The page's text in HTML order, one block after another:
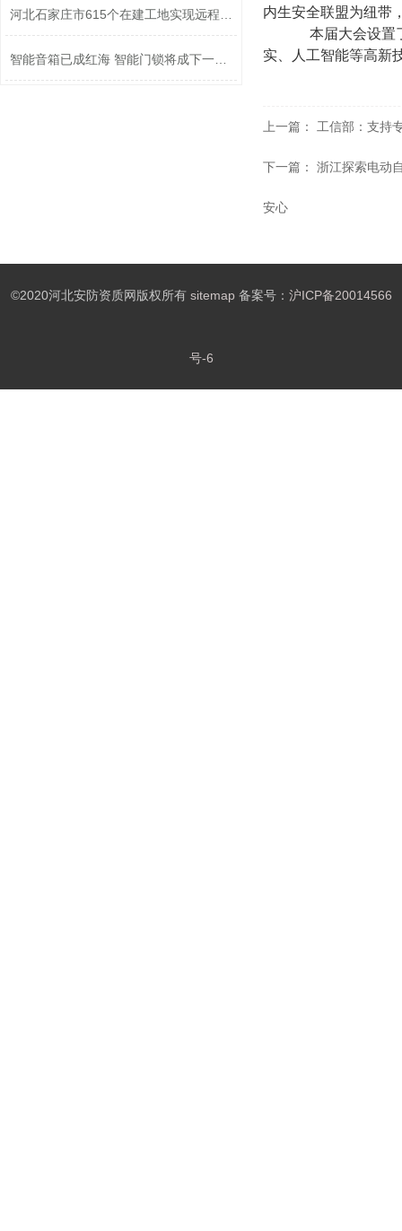
内生安全联盟为纽带
本届大会设置了
实、人工智能等高新
上一篇： 工信部：支持
下一篇： 浙江探索电动
安心
©2020河北安防资质网版权所有 sitemap备案号： 沪ICP备20014566
号-6